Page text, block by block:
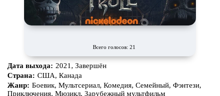
Всего голосов: 21
Дата выхода: 2021, Завершён
Страна: США, Канада
Жанр: Боевик, Мультсериал, Комедия, Семейный, Фэнтези,
Приключения, Мюзикл, Зарубежный мультфильм